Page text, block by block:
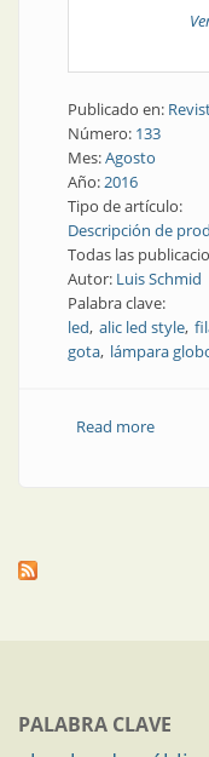
Publicado en:
Número: 133
Mes:Agosto
Año:2016
Tipo de artículo:
Descripción de
Todas las
Autor: Luis Schmid
Palabra clave:
led alic led style
gota lámpara
Read moreabout
PALABRA CLAVE